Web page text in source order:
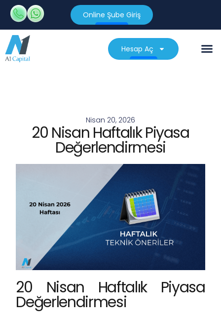
Online Şube Giriş
Hesap Aç
Nisan 20, 2026
20 Nisan Haftalık Piyasa
Değerlendirmesi
20 Nisan Haftalık Piyasa
Değerlendirmesi